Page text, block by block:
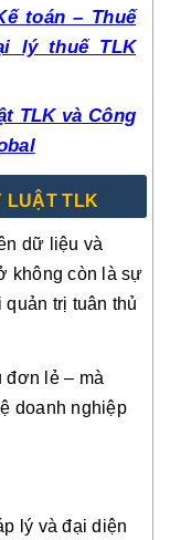
toán – Thuế
lý thuế TLK
TLK và Công
LUẬT TLK
dữ liệu và
không còn là sự
trị tuân thủ
đơn lẻ – mà
doanh nghiệp
lý và đại diện